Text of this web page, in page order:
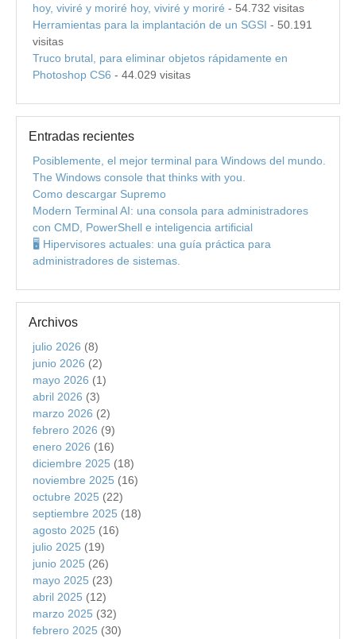
hoy, viviré y moriré hoy, viviré y moriré - 54.732 visitas
Herramientas para la implantación de un SGSI - 50.191
visitas
Truco brutal, para eliminar objetos rápidamente en
Photoshop CS6 - 44.029 visitas
Entradas recientes
Posiblemente, el mejor terminal para Windows del mundo.
The Windows console that thinks with you.
Como descargar Supremo
Modern Terminal AI: una consola para administradores
con CMD, PowerShell e inteligencia artificial
🖥️ Hipervisores actuales: una guía práctica para
administradores de sistemas.
Archivos
julio 2026 (8)
junio 2026 (2)
mayo 2026 (1)
abril 2026 (3)
marzo 2026 (2)
febrero 2026 (9)
enero 2026 (16)
diciembre 2025 (18)
noviembre 2025 (16)
octubre 2025 (22)
septiembre 2025 (18)
agosto 2025 (16)
julio 2025 (19)
junio 2025 (26)
mayo 2025 (23)
abril 2025 (12)
marzo 2025 (32)
febrero 2025 (30)